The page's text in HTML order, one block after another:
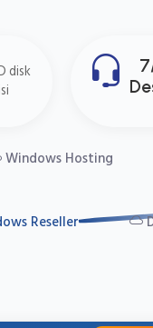
disk
Windows Hosting
Reseller